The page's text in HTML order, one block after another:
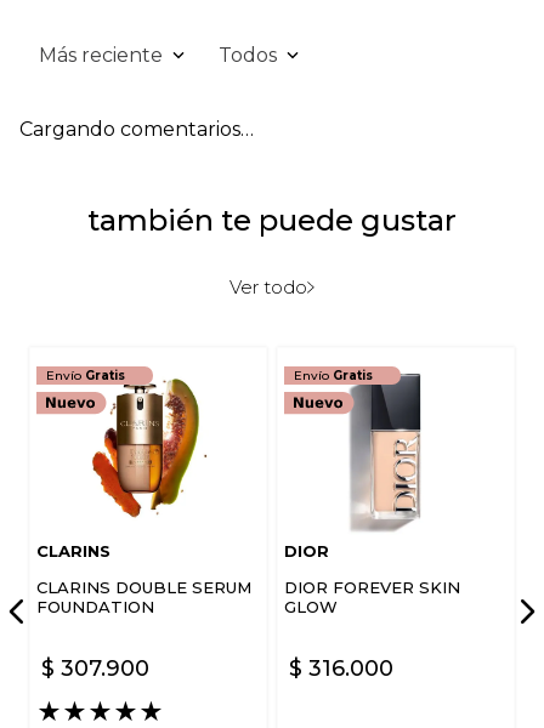
Más reciente Todos
Cargando comentarios…
también te puede gustar
Ver todo
Envío Gratis
CLARINS
CLARINS DOUBLE SERUM
FOUNDATION
$ 307.900
★★★★★
Envío Gratis
DIOR
DIOR FOREVER SKIN
GLOW
$ 316.000